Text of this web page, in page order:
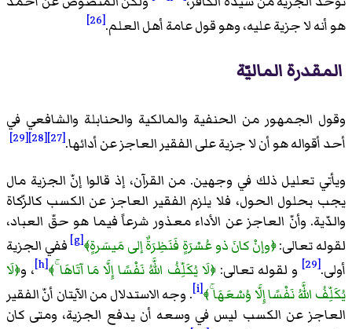
هو أنه لا جزية عليه، وهو قول عامة أهل العلم.[26]
المقدرة الماليّة
وقول الجمهور من الحنفية والمالكية والحنابلة والشافعي في
أحد أقواله هو أن لا جزية على الفقير العاجز عن أدائها.[27]
[28]
[29]
ويأتي تعليل ذلك في وجهين. من القرآن، إذ قالوا إنّ الجزية مال
يجب بحلول الحول، فلا يلزم الفقير العاجز عن الكسب كالزّكاة
والدّية. وأنّ العاجز عن الأداء معذور شرعاً فيما هو حقّ العباد،
لقوله تعالى:﴿وإنْ كانَ ذو عُسْرَةٍ فَنَظِرَةٌ إلى مَيسَرةٍ﴾[g]
ففي الجزية
أولى.[29] و لقوله تعالى: ﴿لَا يُكَلِّفُ اللَّهُ نَفْسًا إِلَّا مَا آتَاهَا ۚ﴾[h] ، و﴿لَا
يُكَلِّفُ اللَّهُ نَفْسًا إِلَّا وُسْعَهَا ۚ﴾[i] . وجه الاستدلال من الآيتان أنّ الفقير
العاجز عن الكسب ليس في وسعه أن يدفع الجزية، ومتى كان